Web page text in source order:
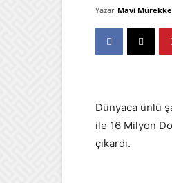
Yazar Mavi
Dünyaca ünlü
ile 16 Milyon
çıkardı.